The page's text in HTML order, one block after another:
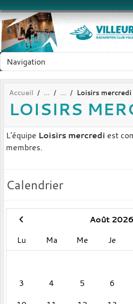
Accueil Loisirs mercredi
LOISIRS
L'équipe Loisirs mercredi est
membres.
Calendrier
Août 2026
Lu
Ma Me Je
3
4 5 6